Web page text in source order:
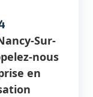
Sur-
nous
en